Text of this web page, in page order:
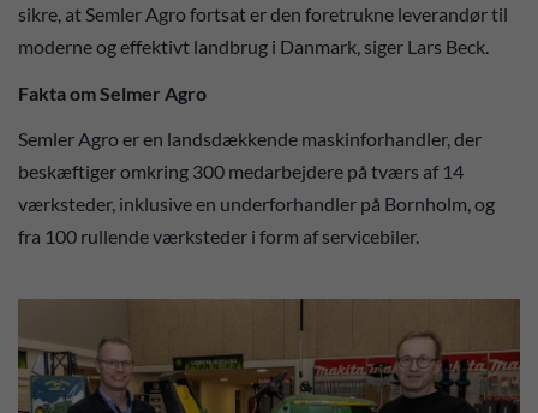
sikre, at Semler Agro fortsat er den foretrukne leverandør til
moderne og effektivt landbrug i Danmark, siger Lars Beck.
Fakta om Selmer Agro
Semler Agro er en landsdækkende maskinforhandler, der
beskæftiger omkring 300 medarbejdere på tværs af 14
værksteder, inklusive en underforhandler på Bornholm, og
fra 100 rullende værksteder i form af servicebiler.